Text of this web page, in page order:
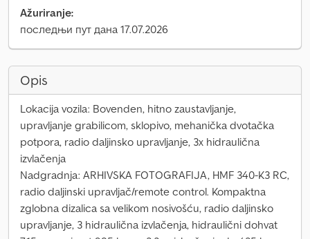
Ažuriranje:
последњи пут дана 17.07.2026
Opis
Lokacija vozila: Bovenden, hitno zaustavljanje,
upravljanje grabilicom, sklopivo, mehanička dvotačka
potpora, radio daljinsko upravljanje, 3x hidraulična
izvlačenja
Nadgradnja: ARHIVSKA FOTOGRAFIJA, HMF 340-K3 RC,
radio daljinski upravljač/remote control. Kompaktna
zglobna dizalica sa velikom nosivošću, radio daljinsko
upravljanje, 3 hidraulična izvlačenja, hidraulični dohvat